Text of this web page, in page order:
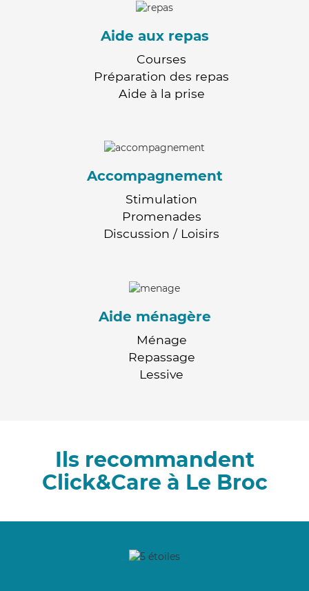
Aide aux repas
Courses
Préparation des repas
Aide à la prise
Accompagnement
Stimulation
Promenades
Discussion / Loisirs
Aide ménagère
Ménage
Repassage
Lessive
Ils recommandent
Click&Care à Le Broc